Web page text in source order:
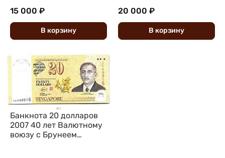
15 000 ₽
В корзину
20 000 ₽
В корзину
Банкнота 20 долларов
2007 40 лет Валютному
воюзу с Брунеем